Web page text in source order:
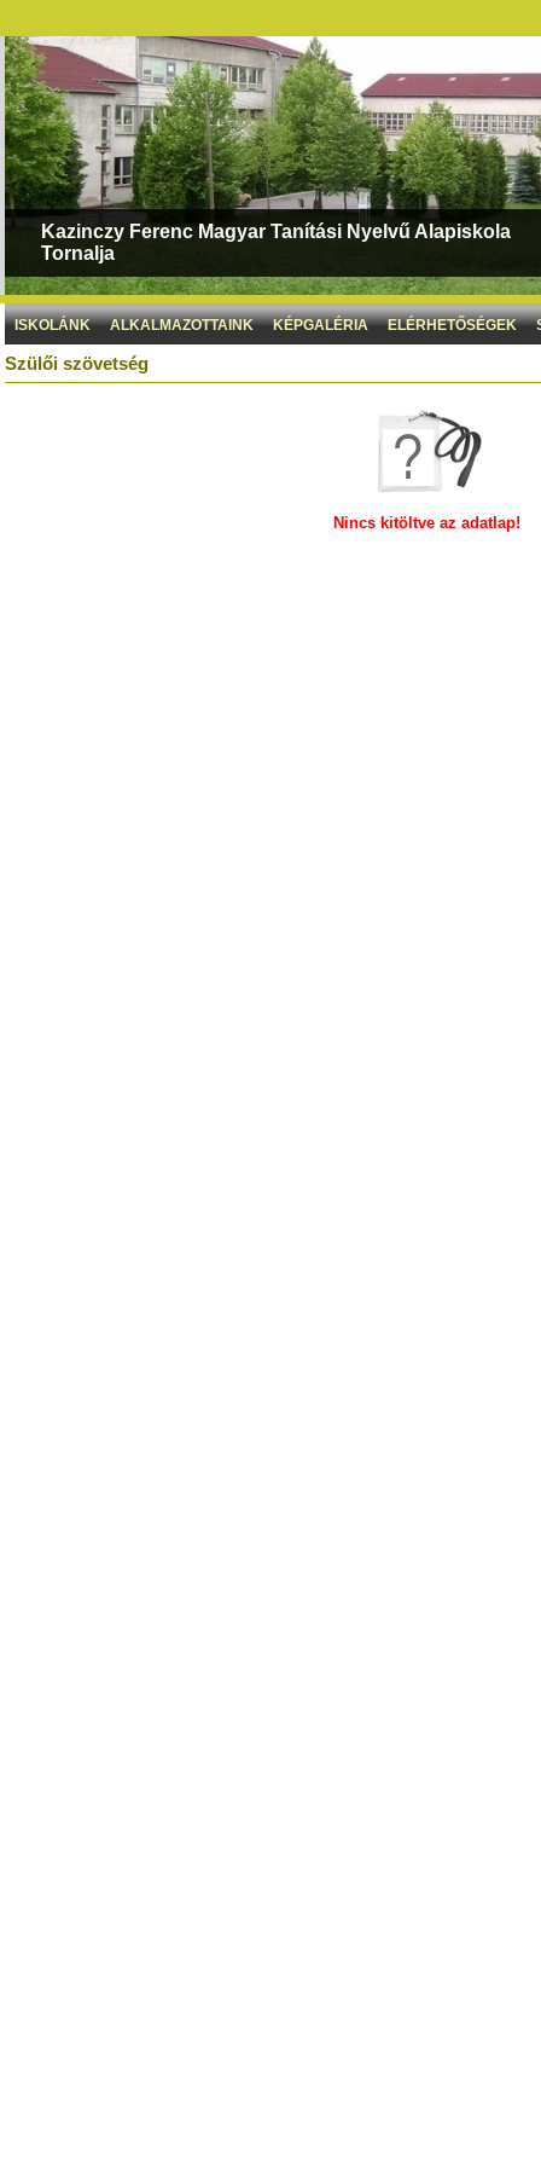
Kazinczy Ferenc Magyar Tanítási Nyelvű Alapiskola
Tornalja
ISKOLÁNK ALKALMAZOTTAINK KÉPGALÉRIA ELÉRHETŐSÉGEK
Szülői szövetség
Nincs kitöltve az adatlap!